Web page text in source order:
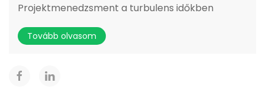
Projektmenedzsment a turbulens időkben
Tovább olvasom